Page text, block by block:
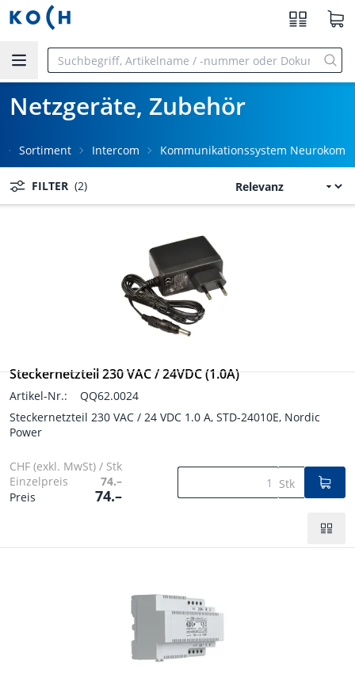
Zum Hauptinhalt springen
Netzgeräte, Zubehör
Sortiment Intercom Kommunikationssystem Neurokom
FILTER (2)
Steckernetzteil 230 VAC / 24VDC (1.0A)
Artikel-Nr.:
QQ62.0024
Steckernetzteil 230 VAC / 24 VDC 1.0 A, STD-24010E, Nordic
Power
CHF (exkl. MwSt) / Stk
Einzelpreis
74.–
Preis
74.–
Stk